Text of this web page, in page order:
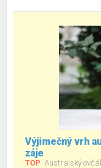
Výjimečný vrh
záje
TOP Australský